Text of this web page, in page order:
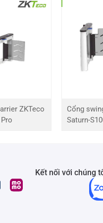
ZKTeco
Cổng
Saturn-
Kết nối với chúng